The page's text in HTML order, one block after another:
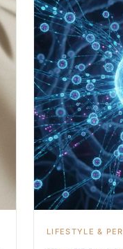
LIFESTYLE &